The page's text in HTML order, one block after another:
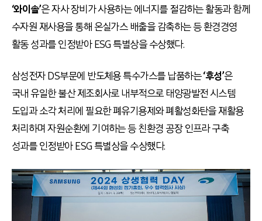
‘와이솔’은 자사 장비가 사용하는 에너지를 절감하는 활동과 함께
수자원 재사용을 통해 온실가스 배출을 감축하는 등 환경경영
활동 성과를 인정받아 ESG 특별상을 수상했다.
삼성전자 DS부문에 반도체용 특수가스를 납품하는‘후성’은
국내 유일한 불산 제조회사로 내부적으로 태양광발전 시스템
도입과 소각 처리에 필요한 폐유기용제와 폐활성화탄을 재활용
처리하며 자원순환에 기여하는 등 친환경 공장 인프라 구축
성과를 인정받아 ESG 특별상을 수상했다.